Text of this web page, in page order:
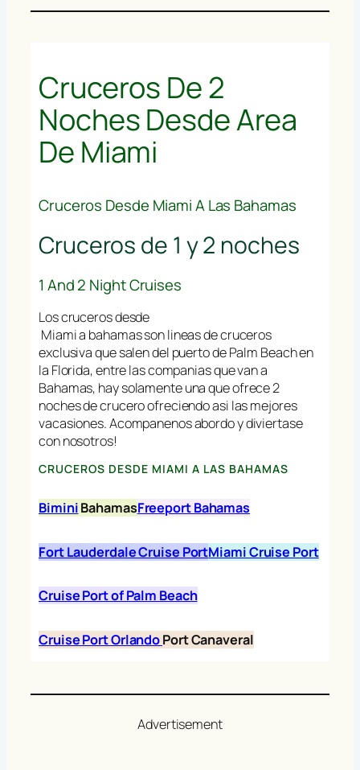
Cruceros De 2
Noches Desde Area
De Miami
Cruceros Desde Miami A Las Bahamas
Cruceros de 1 y 2 noches
1 And 2 Night Cruises
Los cruceros desde
Miami a bahamas son lineas de cruceros
exclusiva que salen del puerto de Palm Beach en
la Florida, entre las companias que van a
Bahamas, hay solamente una que ofrece 2
noches de crucero ofreciendo asi las mejores
vacasiones. Acompanenos abordo y diviertase
con nosotros!
CRUCEROS DESDE MIAMI A LAS BAHAMAS
BiminiBahamasFreeport Bahamas
Fort Lauderdale Cruise PortMiami Cruise Port
Cruise Port of Palm Beach
Cruise Port OrlandoPort Canaveral
Advertisement